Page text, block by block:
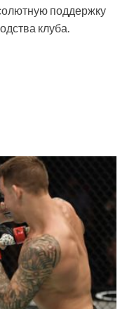
поддержку
клуба.